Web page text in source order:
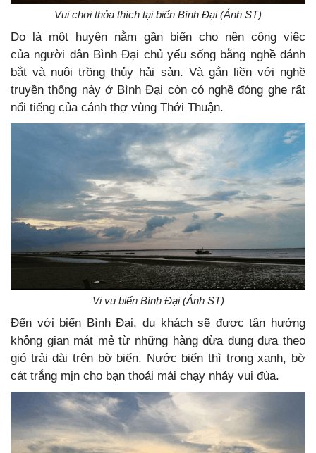
Vui chơi thỏa thích tại biển Bình Đại (Ảnh ST)
Do là một huyện nằm gần biển cho nên công việc
của người dân Bình Đại chủ yếu sống bằng nghề đánh
bắt và nuôi trồng thủy hải sản. Và gắn liền với nghề
truyền thống này ở Bình Đại còn có nghề đóng ghe rất
nổi tiếng của cánh thợ vùng Thới Thuận.
Vi vu biển Bình Đại (Ảnh ST)
Đến với biển Bình Đại, du khách sẽ được tận hưởng
không gian mát mẻ từ những hàng dừa đung đưa theo
gió trải dài trên bờ biển. Nước biển thì trong xanh, bờ
cát trắng mịn cho bạn thoải mái chạy nhảy vui đùa.